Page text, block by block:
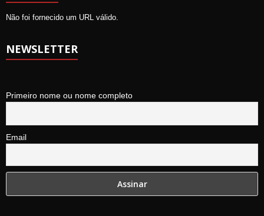
Não foi fornecido um URL válido.
NEWSLETTER
Primeiro nome ou nome completo
Email